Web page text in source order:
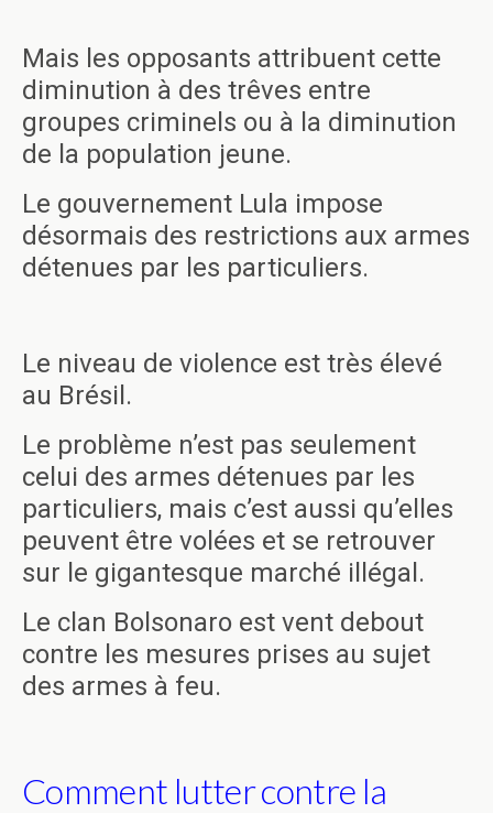
Mais les opposants attribuent cette
diminution à des trêves entre
groupes criminels ou à la diminution
de la population jeune.
Le gouvernement Lula impose
désormais des restrictions aux armes
détenues par les particuliers.
Le niveau de violence est très élevé
au Brésil.
Le problème n’est pas seulement
celui des armes détenues par les
particuliers, mais c’est aussi qu’elles
peuvent être volées et se retrouver
sur le gigantesque marché illégal.
Le clan Bolsonaro est vent debout
contre les mesures prises au sujet
des armes à feu.
Comment lutter contre la